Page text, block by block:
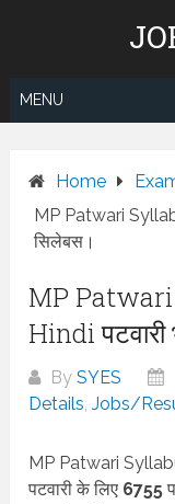
MENU
Home
MP Patwari
सिलेबस।
MP
Hindi पटवारी
BySYES
Details,Jobs/
MP Patwari
पटवारी के लिए 6755